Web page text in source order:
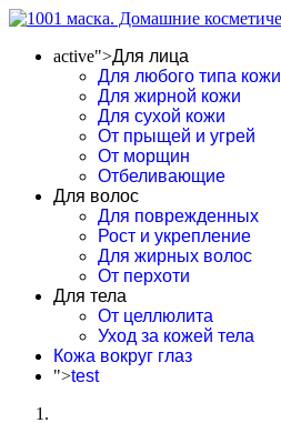
active">Для лица
Для любого типа кожи
Для жирной кожи
Для сухой кожи
От прыщей и угрей
От морщин
Отбеливающие
Для волос
Для поврежденных
Рост и укрепление
Для жирных волос
От перхоти
Для тела
От целлюлита
Уход за кожей тела
Кожа вокруг глаз
">test